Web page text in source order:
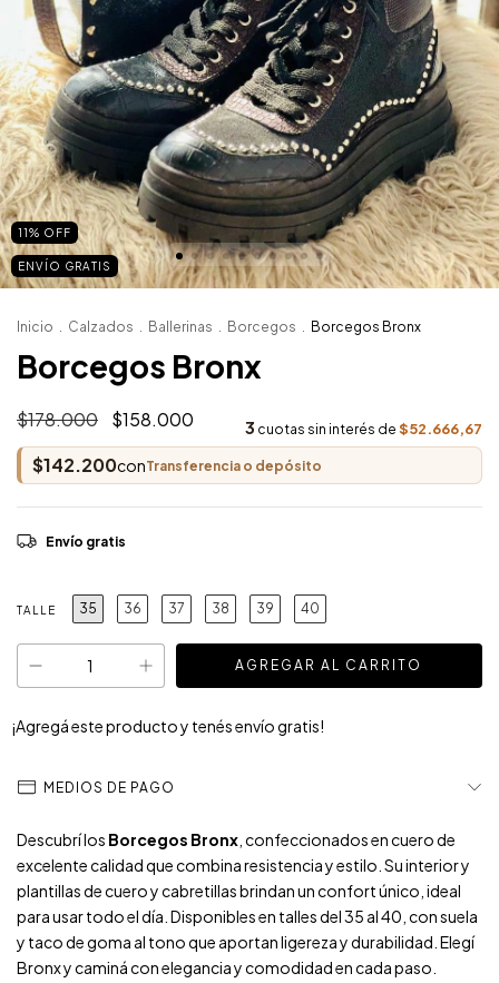
11 % OFF
ENVÍO GRATIS
Inicio . Calzados . Ballerinas . Borcegos . Borcegos Bronx
Borcegos Bronx
$178.000 $158.000 3 cuotas sin interés de $52.666,67
$142.200conTransferencia o depósito
Envío gratis
TALLE 35 36 37 38 39 40
¡Agregá este producto y tenés envío gratis!
MEDIOS DE PAGO
Descubrí los Borcegos Bronx , confeccionados en cuero de
excelente calidad que combina resistencia y estilo. Su interior y
plantillas de cuero y cabretillas brindan un confort único, ideal
para usar todo el día. Disponibles en talles del 35 al 40, con suela
y taco de goma al tono que aportan ligereza y durabilidad. Elegí
Bronx y caminá con elegancia y comodidad en cada paso.